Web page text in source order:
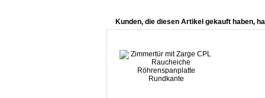
Kunden, die diesen Artikel gekauft haben,